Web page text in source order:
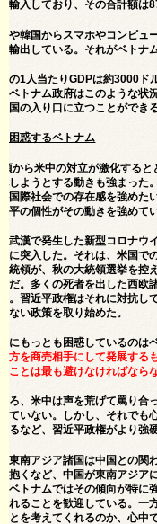
輸入しており、その合計額は
や韓国からスマホやコンピュ
輸出している。それがベトナ
の1人当たりGDPは約3000ド
ベトナム政府はこのような状
国の入り口に立つことができ
困惑するベトナム
から米中の対立が激化する
しようとする動きも強まった
国際社会での存在感を強めた
平の個性がその動きを強めて
武漢で発生した新型コロナウ
に突入した。それは、米国で
統領が、秋の大統領選挙を控
だ。多くの死者を出した西欧
。習近平政権はそれに対抗し
ない政策を取り始めた。
にもっとも困惑しているのは
方を商売相手にして発展する
ことは最も避けなければなら
ろ、米中は声を荒げて罵り合
ていない。しかし、それでも
るなど、習近平政権がより強
東南アジア諸国は中国との関
抱くなど、中国が東南アジア
ベトナムではその傾向が特に
れることを歓迎している。一
とを考えてくれるのか、心中